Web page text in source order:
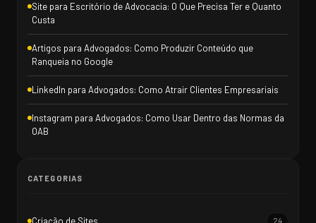
Site para Escritório de Advocacia: O Que Precisa Ter e Quanto
Custa
Artigos para Advogados: Como Produzir Conteúdo que
Ranqueia no Google
LinkedIn para Advogados: Como Atrair Clientes Empresariais
Instagram para Advogados: Como Usar Dentro das Normas da
OAB
CATEGORIAS
24